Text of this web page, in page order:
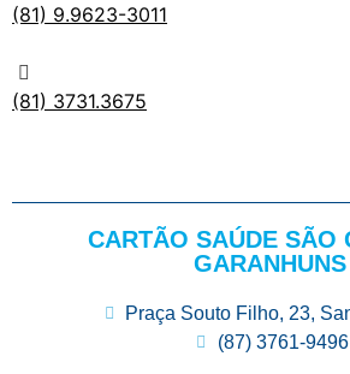
(81) 9.9623-3011
(81) 3731.3675
CARTÃO SAÚDE SÃO
GARANHUNS
Praça Souto Filho, 23,
(87) 3761-9496